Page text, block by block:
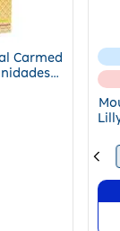
Carmed